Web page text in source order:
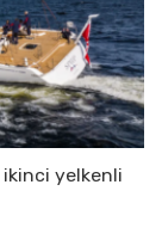
ikinci yelkenli